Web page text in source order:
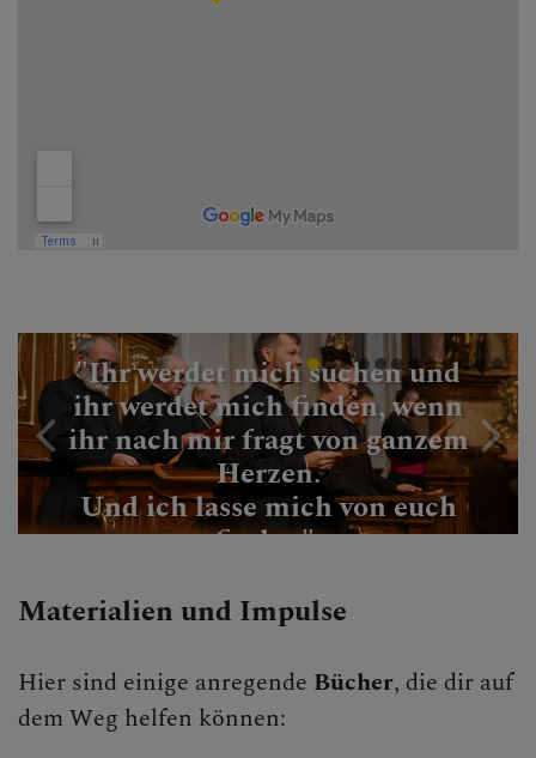
"Ihr werdet mich suchen und
ihr werdet mich finden, wenn
ihr nach mir fragt von ganzem
Herzen.
Und ich lasse mich von euch
finden"
Materialien und Impulse
Hier sind einige anregende Bücher, die dir auf
dem Weg helfen können: